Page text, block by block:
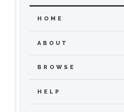
HOME
ABOUT
BROWSE
HELP